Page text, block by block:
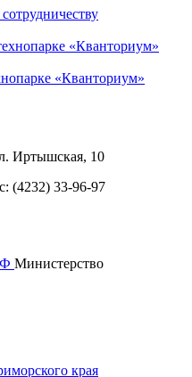
«Кванториум»
Иртышская, 10
(4232) 33-96-97
Министерство